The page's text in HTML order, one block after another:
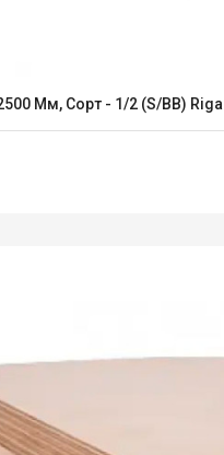
Мм, Сорт - 1/2 (S/ВВ) Riga